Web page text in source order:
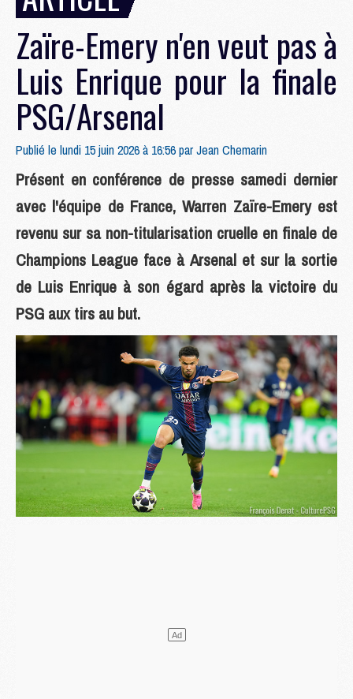
Zaïre-Emery n'en veut pas à
Luis Enrique pour la finale
PSG/Arsenal
Publié le lundi 15 juin 2026 à 16:56 parJean Chemarin
Présent en conférence de presse samedi dernier
avec l'équipe de France, Warren Zaïre-Emery est
revenu sur sa non-titularisation cruelle en finale de
Champions League face à Arsenal et sur la sortie
de Luis Enrique à son égard après la victoire du
PSG aux tirs au but.